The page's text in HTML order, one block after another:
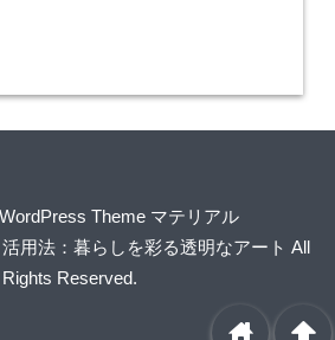
WordPress Theme マテリアル
用法：暮らしを彩る透明なアート All
Rights Reserved.
arrowup
home